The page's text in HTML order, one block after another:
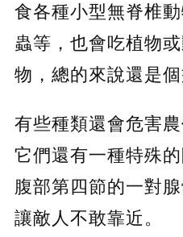
食各種小型無脊椎
蟲等，也會吃植物
物，總的來說還是個
有些種類還會危害農
它們還有一種特殊
腹部第四節的一對
讓敵人不敢靠近。